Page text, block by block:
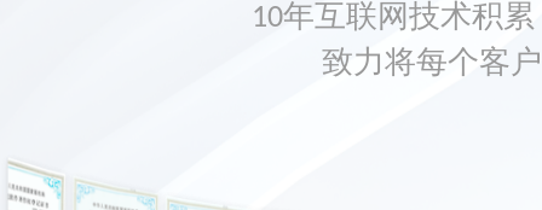
10年互联网技术积
致力将每个客